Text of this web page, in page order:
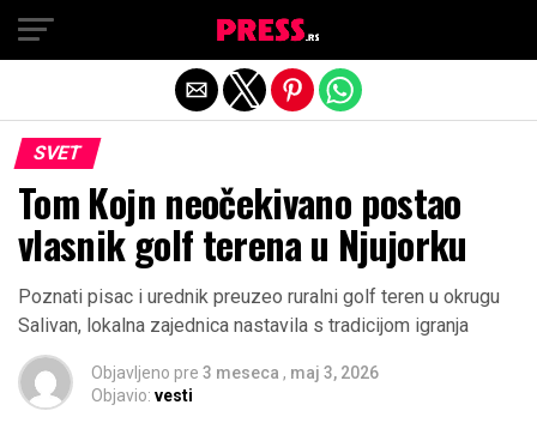
SVET
Tom Kojn neočekivano postao
vlasnik golf terena u Njujorku
Poznati pisac i urednik preuzeo ruralni golf teren u okrugu
Salivan, lokalna zajednica nastavila s tradicijom igranja
Objavljeno pre 3 meseca , maj 3, 2026
Objavio: vesti
Exit mobile version